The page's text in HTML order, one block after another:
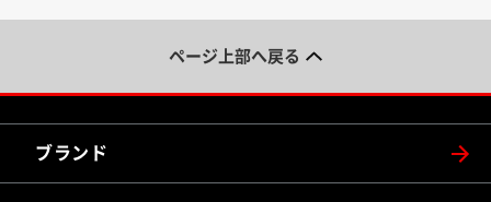
ページ上部へ戻る
ブランド